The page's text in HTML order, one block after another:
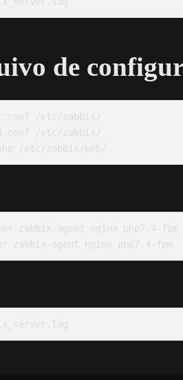
de
/etc/zabbix/
/etc/zabbix/
zabbix-agent nginx php7.4-fpm